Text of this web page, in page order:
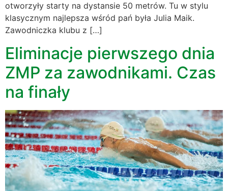
otworzyły starty na dystansie 50 metrów. Tu w stylu
klasycznym najlepsza wśród pań była Julia Maik.
Zawodniczka klubu z […]
Eliminacje pierwszego dnia
ZMP za zawodnikami. Czas
na finały